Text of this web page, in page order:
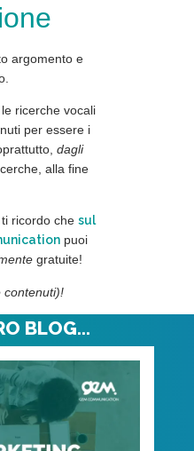
argomento e
ricerche vocali
per essere i
dagli
alla fine
ricordo che sul
puoi
gratuite!
contenuti)!
BLOG...